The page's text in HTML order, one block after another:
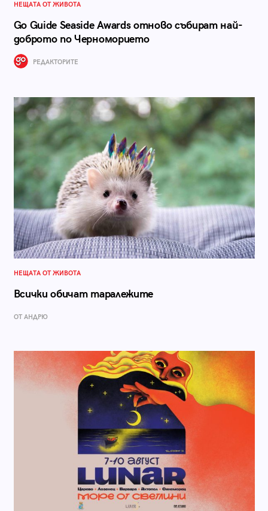
НЕЩАТА ОТ ЖИВОТА
Go Guide Seaside Awards отново събират най-
доброто по Черноморието
РЕДАКТОРИТЕ
НЕЩАТА ОТ ЖИВОТА
Всички обичат таралежите
ОТ АНДРЮ